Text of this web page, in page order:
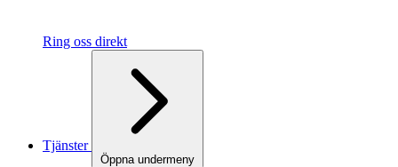
Ring oss direkt
Tjänster
Öppna undermeny